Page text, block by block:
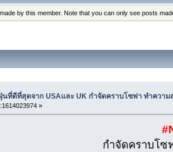
by this member. Note that you can only see posts
นที่ดีที่สุดจาก USAและ UK กำจัดคราบโซฟา ทำควา
»
กำจัดคราบโซ